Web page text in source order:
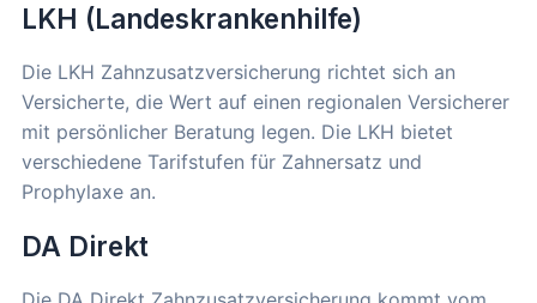
LKH (Landeskrankenhilfe)
Die LKH Zahnzusatzversicherung richtet sich an
Versicherte, die Wert auf einen regionalen Versicherer
mit persönlicher Beratung legen. Die LKH bietet
verschiedene Tarifstufen für Zahnersatz und
Prophylaxe an.
DA Direkt